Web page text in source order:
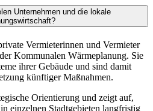
Unternehmen und die lokale
Vermieterinnen und Vermieter
Kommunalen Wärmeplanung. Sie
ihrer Gebäude und sind damit
künftiger Maßnahmen.
Orientierung und zeigt auf,
einzelnen Stadtgebieten langfristig